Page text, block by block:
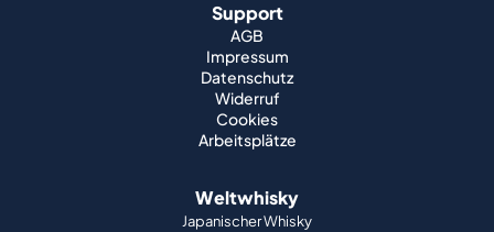
Support
AGB
Impressum
Datenschutz
Widerruf
Cookies
Arbeitsplätze
Weltwhisky
Japanischer Whisky